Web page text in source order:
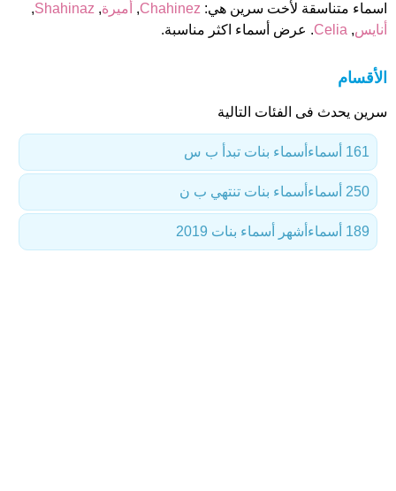
اسماء متناسقة لأخت سرين هي: Chahinez
, أميرة,
Shahinaz
,
أنايس,
Celia. عرض أسماء اكثر مناسبة.
الأقسام
سرين يحدث فى الفئات التالية
أسماء بنات تبدأ ب س 161 أسماء
أسماء بنات تنتهي ب ن 250 أسماء
أشهر أسماء بنات 2019 189 أسماء